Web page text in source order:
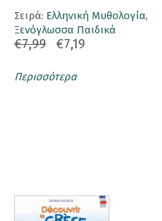
Σειρά: Ελληνική Μυθολογία,
Ξενόγλωσσα Παιδικά
€7,99 €7,19
Περισσότερα